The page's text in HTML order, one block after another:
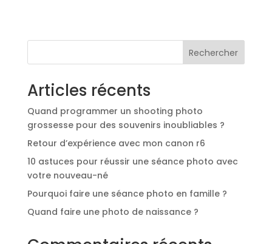
Rechercher
Articles récents
Quand programmer un shooting photo
grossesse pour des souvenirs inoubliables ?
Retour d’expérience avec mon canon r6
10 astuces pour réussir une séance photo avec
votre nouveau-né
Pourquoi faire une séance photo en famille ?
Quand faire une photo de naissance ?